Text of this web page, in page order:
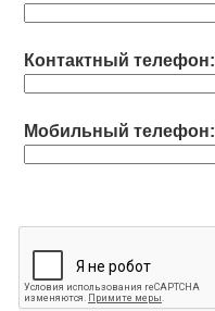
Контактный телефон:
Мобильный телефон: